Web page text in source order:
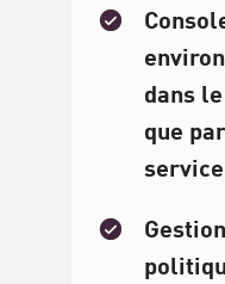
dans
que
service